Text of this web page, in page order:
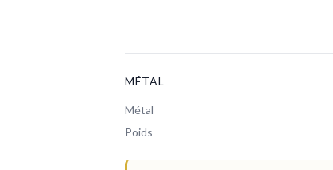
MÉTAL
Métal
Poids